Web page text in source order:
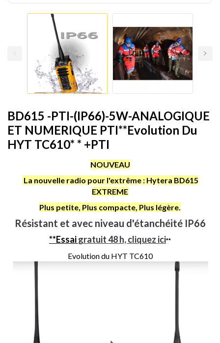
BD615 -PTI-(IP66)-5W-ANALOGIQUE
ET NUMERIQUE PTI**Evolution Du
HYT TC610* * +PTI
NOUVEAU
La nouvelle radio pour l'extrême : Hytera BD615
EXTREME
Plus petite, Plus compacte, Plus légère.
Résistant et avec niveau d'étanchéité IP66
**Essaigratuit 48 h, cliquez ici**
Evolution du HYT TC610